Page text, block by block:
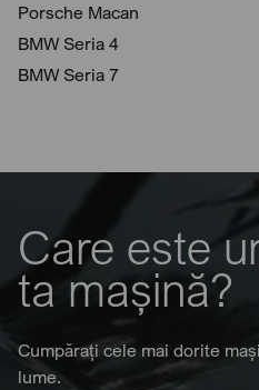
Porsche Macan
BMW Seria 4
BMW Seria 7
Care este
ta mașină?
Cumpărați cele mai dorite
lume.